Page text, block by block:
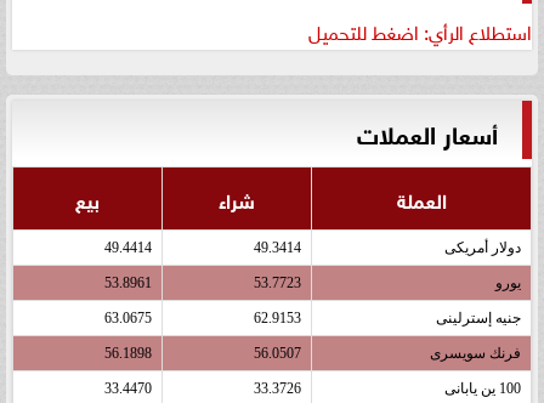
استطلاع الرأي: اضغط للتحميل
أسعار العملات
العملة شراء بيع
دولار أمريكى 49.3414
49.4414
يورو 53.7723
53.8961
جنيه إسترلينى 62.9153
63.0675
فرنك سويسرى 56.0507
56.1898
100 ين يابانى 33.3726
33.4470